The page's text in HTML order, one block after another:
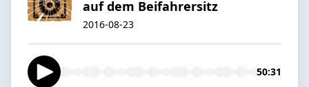
auf dem Beifahrersitz
2016-08-23
50:31